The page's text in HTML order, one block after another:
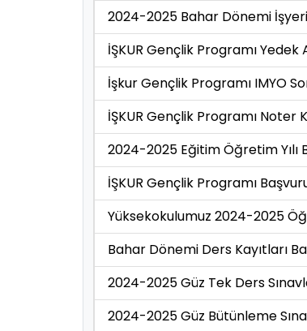
2024-2025 Bahar Dönemi
İŞKUR Gençlik Programı Yedek
İşkur Gençlik Programı IMYO
İŞKUR Gençlik Programı Noter
2024-2025 Eğitim Öğretim
İŞKUR Gençlik Programı
Yüksekokulumuz 2024-2025
Bahar Dönemi Ders Kayıtları
2024-2025 Güz Tek Ders
2024-2025 Güz Bütünleme